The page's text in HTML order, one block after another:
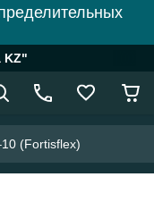
KZ"
(Fortisflex)